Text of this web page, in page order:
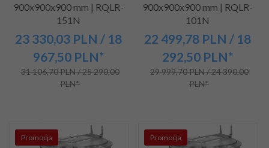
900x900x900 mm | RQLR-
151N
23 330,03 PLN / 18
967,50 PLN*
31 106,70 PLN / 25 290,00
PLN*
900x900x900 mm | RQLR-
101N
22 499,78 PLN / 18
292,50 PLN*
29 999,70 PLN / 24 390,00
PLN*
Promocja Promocja